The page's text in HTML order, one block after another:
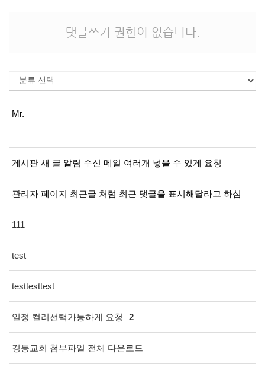
댓글쓰기 권한이 없습니다.
Mr.
게시판 새 글 알림 수신 메일 여러개 넣을 수 있게 요청
관리자 페이지 최근글 처럼 최근 댓글을 표시해달라고 하심
111
test
testtesttest
일정 컬러선택가능하게 요청 2
경동교회 첨부파일 전체 다운로드